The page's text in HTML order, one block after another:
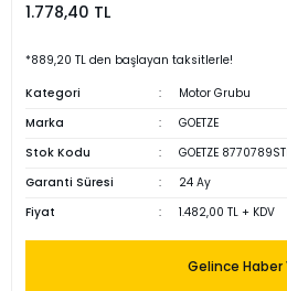
1.778,40 TL
*889,20 TL den başlayan taksitlerle!
Kategori
Motor Grubu
Marka
GOETZE
Stok Kodu
GOETZE
Garanti Süresi
24 Ay
Fiyat
1.482,00 TL + KDV
Gelince Haber